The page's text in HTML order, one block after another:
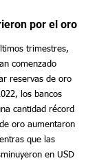
por el oro
trimestres,
comenzado
reservas de oro
los bancos
cantidad récord
oro aumentaron
que las
en USD